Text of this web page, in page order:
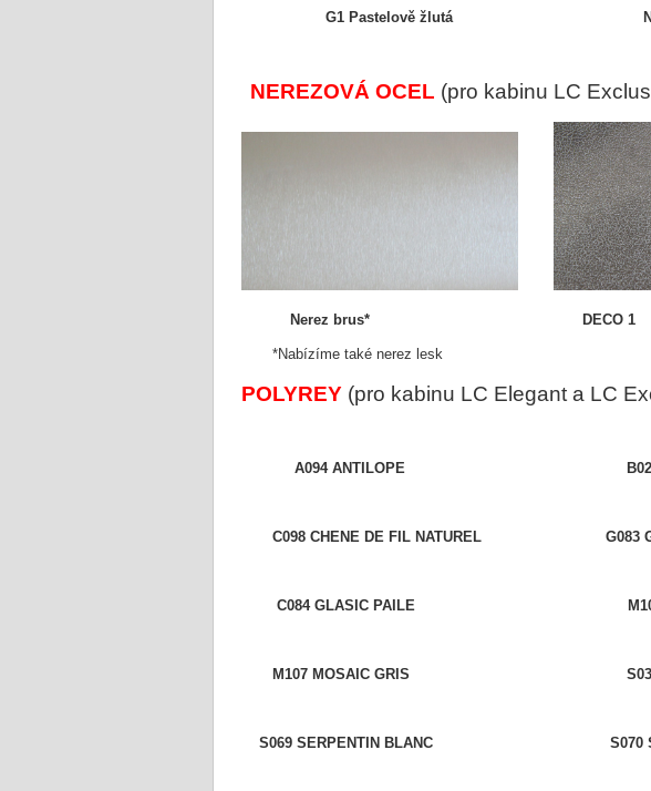
G1 Pastelově žlutá N1
NEREZOVÁ OCEL (pro kabinu LC
Nerez brus* DECO 1
*Nabízíme také nerez lesk
POLYREY (pro kabinu LC Elegant a LC
A094 ANTILOPE B023 BOIS
C098 CHENE DE FIL NATUREL G083
C084 GLASIC PAILE M106
M107 MOSAIC GRIS S030
S069 SERPENTIN BLANC S070